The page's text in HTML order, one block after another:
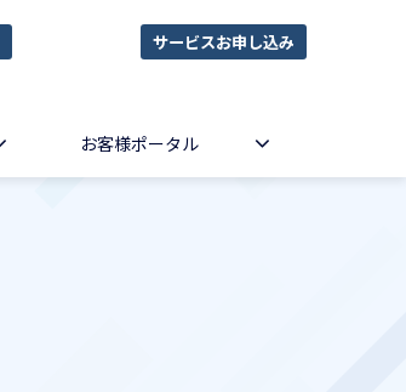
サービスお申し込み
お客様ポータル